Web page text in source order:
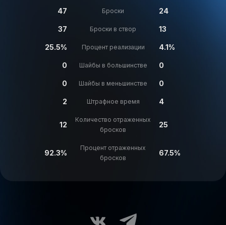
47 Броски 24
37 Броски в створ 13
25.5% Процент реализации 4.1%
0 Шайбы в большинстве 0
0 Шайбы в меньшинстве 0
2 Штрафное время 4
12
Количество отраженных
бросков
25
92.3%
Процент отраженных
бросков
67.5%